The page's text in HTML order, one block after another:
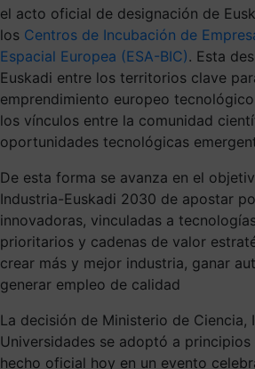
el acto oficial de designación de
los Centros de Incubación de
Espacial Europea (ESA-BIC). Esta
Euskadi entre los territorios clave
emprendimiento europeo
los vínculos entre la comunidad
oportunidades tecnológicas
De esta forma se avanza en el
Industria-Euskadi 2030 de apostar
innovadoras, vinculadas a
prioritarios y cadenas de valor
crear más y mejor industria, ganar
generar empleo de calidad
La decisión de Ministerio de Ciencia,
Universidades se adoptó a
hecho oficial hoy en un evento